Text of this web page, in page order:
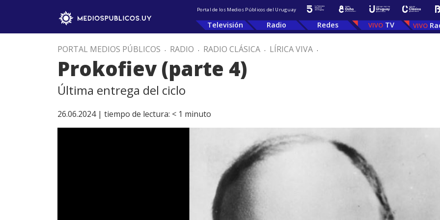
Portal de los Medios Públicos del Uruguay
Televisión Radio Redes TV
PORTAL MEDIOS PÚBLICOS . RADIO . RADIO CLÁSICA . LÍRICA VIVA .
Prokofiev (parte 4)
Última entrega del ciclo
26.06.2024 | tiempo de lectura: < 1 minuto